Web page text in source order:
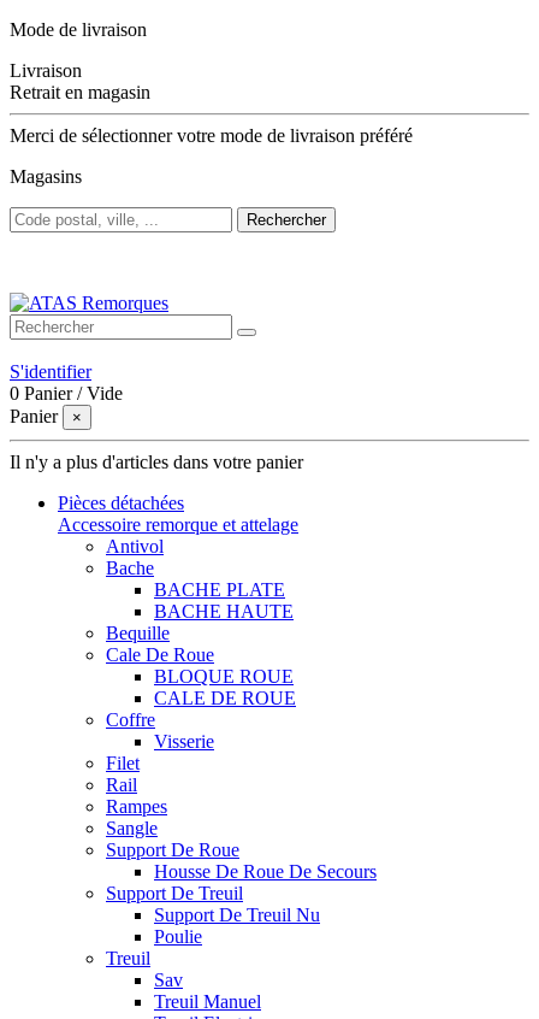
Mode de livraison
Livraison
Retrait en magasin
Merci de sélectionner votre mode de livraison préféré
Magasins
Rechercher
S'identifier
0 Panier /Vide
Panier
×
Il n'y a plus d'articles dans votre panier
Pièces détachées
Accessoire remorque et attelage
Antivol
Bache
BACHE PLATE
BACHE HAUTE
Bequille
Cale De Roue
BLOQUE ROUE
CALE DE ROUE
Coffre
Visserie
Filet
Rail
Rampes
Sangle
Support De Roue
Housse De Roue De Secours
Support De Treuil
Support De Treuil Nu
Poulie
Treuil
Sav
Treuil Manuel